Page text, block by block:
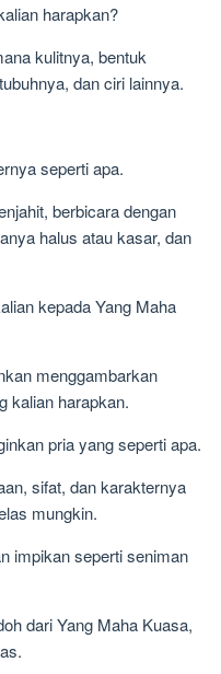
harapkan?
kulitnya, bentuk
dan ciri lainnya.
seperti apa.
berbicara dengan
halus atau kasar, dan
kepada Yang Maha
menggambarkan
kalian harapkan.
pria yang seperti apa.
sifat, dan karakternya
mungkin.
impikan seperti seniman
dari Yang Maha Kuasa,